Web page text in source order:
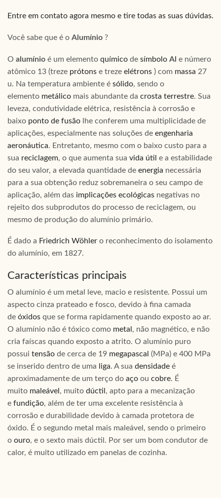
Entre em contato agora mesmo e tire todas as suas dúvidas.
Você sabe que é o Alumínio ?
O alumínio é um elemento químico de símbolo Al e número
atômico 13 (treze prótons e treze elétrons ) com massa 27
u. Na temperatura ambiente é sólido, sendo o
elemento metálico mais abundante da crosta terrestre. Sua
leveza, condutividade elétrica, resistência à corrosão e
baixo ponto de fusão lhe conferem uma multiplicidade de
aplicações, especialmente nas soluções de engenharia
aeronáutica. Entretanto, mesmo com o baixo custo para a
sua reciclagem, o que aumenta sua vida útil e a estabilidade
do seu valor, a elevada quantidade de energia necessária
para a sua obtenção reduz sobremaneira o seu campo de
aplicação, além das implicações ecológicas negativas no
rejeito dos subprodutos do processo de reciclagem, ou
mesmo de produção do alumínio primário.
É dado a Friedrich Wöhler o reconhecimento do isolamento
do alumínio, em 1827.
Características principais
O alumínio é um metal leve, macio e resistente. Possui um
aspecto cinza prateado e fosco, devido à fina camada
de óxidos que se forma rapidamente quando exposto ao ar.
O alumínio não é tóxico como metal , não magnético, e não
cria faíscas quando exposto a atrito. O alumínio puro
possui tensão de cerca de 19 megapascal (MPa) e 400 MPa
se inserido dentro de uma
liga. A sua densidade é
aproximadamente de um terço do aço ou cobre. É
muito maleável , muito dúctil , apto para a mecanização
e fundição, além de ter uma excelente resistência à
corrosão e durabilidade devido à camada protetora de
óxido. É o segundo metal mais maleável, sendo o primeiro
o ouro, e o sexto mais dúctil. Por ser um bom condutor de
calor, é muito utilizado em panelas de cozinha.